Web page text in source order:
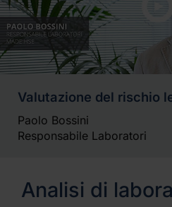
Valutazione del rischio
Paolo Bossini
Responsabile Laboratori
Analisi di